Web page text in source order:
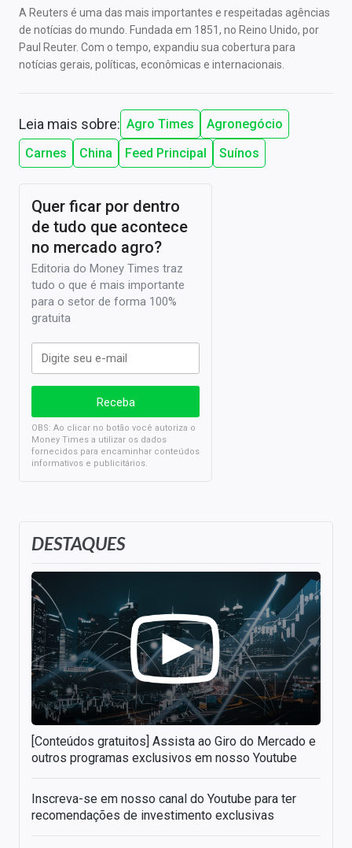
A Reuters é uma das mais importantes e respeitadas agências
de notícias do mundo. Fundada em 1851, no Reino Unido, por
Paul Reuter. Com o tempo, expandiu sua cobertura para
notícias gerais, políticas, econômicas e internacionais.
Leia mais sobre: Agro Times
Agronegócio
Carnes
China Feed Principal Suínos
DESTAQUES
[Conteúdos gratuitos] Assista ao Giro do Mercado e
outros programas exclusivos em nosso Youtube
Inscreva-se em nosso canal do Youtube para ter
recomendações de investimento exclusivas
Quer ficar por dentro
de tudo que acontece
no mercado agro?
Editoria do Money Times traz
tudo o que é mais importante
para o setor de forma 100%
gratuita
OBS: Ao clicar no botão você autoriza o
Money Times a utilizar os dados
fornecidos para encaminhar conteúdos
informativos e publicitários.